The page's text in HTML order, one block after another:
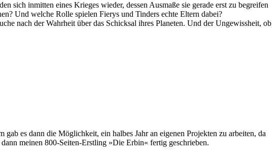
inmitten eines Krieges wieder, dessen Ausmaße sie gerade erst zu begreifen
Und welche Rolle spielen Fierys und Tinders echte Eltern dabei?
nach der Wahrheit über das Schicksal ihres Planeten. Und der Ungewissheit, ob
es dann die Möglichkeit, ein halbes Jahr an eigenen Projekten zu arbeiten, da
meinen 800-Seiten-Erstling »Die Erbin« fertig geschrieben.